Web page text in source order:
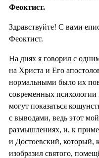
Феоктист.
Здравствуйте! С вами
Феоктист.
На днях я говорил с
на Христа и Его
нормальными было их
современных
могут показаться
с выводами, ведь этот
размышлениях, и, к
и Достоевский, который,
изобразил святого,